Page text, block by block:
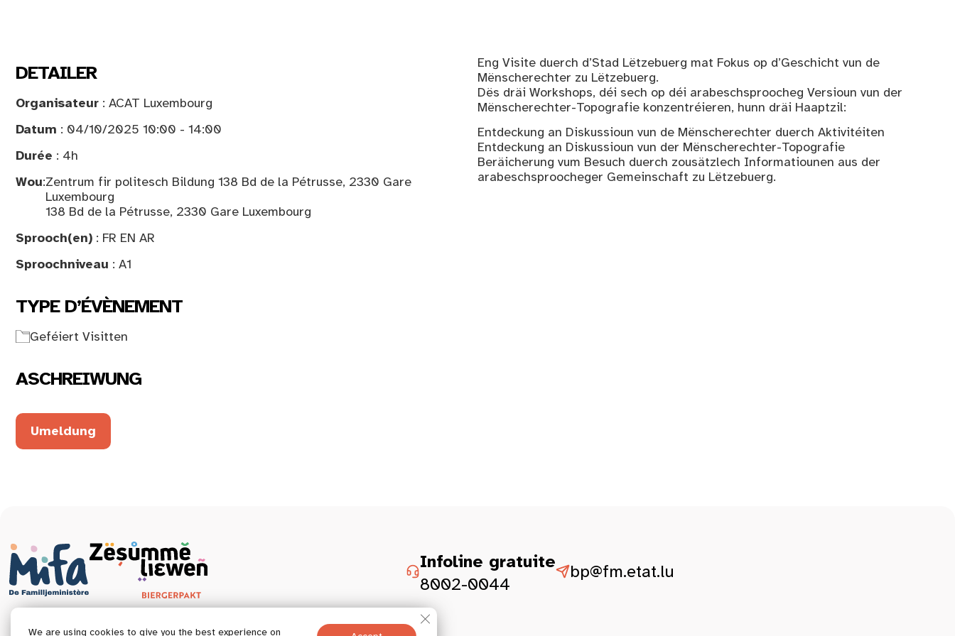
DETAILER
Organisateur : ACAT Luxembourg
Datum : 04/10/2025 10:00 - 14:00
Durée : 4h
Wou:Zentrum fir politesch Bildung 138 Bd de la Pétrusse, 2330 Gare
Luxembourg
138 Bd de la Pétrusse, 2330 Gare Luxembourg
Sprooch(en) : FR EN AR
Sproochniveau : A1
TYPE D’ÉVÈNEMENT
Geféiert Visitten
ASCHREIWUNG
Umeldung
Eng Visite duerch d’Stad Lëtzebuerg mat Fokus op d’Geschicht vun de
Mënscherechter zu Lëtzebuerg.
Dës dräi Workshops, déi sech op déi arabeschsproocheg Versioun vun der
Mënscherechter-Topografie konzentréieren, hunn dräi Haaptzil:
Entdeckung an Diskussioun vun de Mënscherechter duerch Aktivitéiten
Entdeckung an Diskussioun vun der Mënscherechter-Topografie
Beräicherung vum Besuch duerch zousätzlech Informatiounen aus der
arabeschsproocheger Gemeinschaft zu Lëtzebuerg.
Infoline gratuite
8002-0044
bp@fm.etat.lu
We are using cookies to give you the best experience on
Close GDPR Cookie Banner